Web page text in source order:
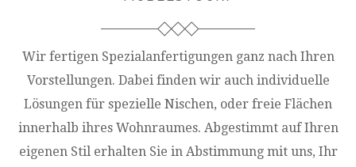
Wir fertigen Spezialanfertigungen ganz nach Ihren
Vorstellungen. Dabei finden wir auch individuelle
Lösungen für spezielle Nischen, oder freie Flächen
innerhalb ihres Wohnraumes. Abgestimmt auf Ihren
eigenen Stil erhalten Sie in Abstimmung mit uns, Ihr